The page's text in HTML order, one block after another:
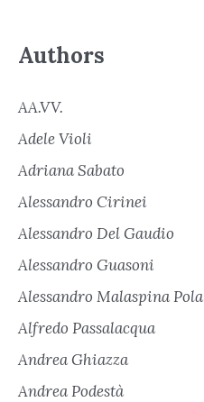
Authors
AA.VV.
Adele Violi
Adriana Sabato
Alessandro Cirinei
Alessandro Del Gaudio
Alessandro Guasoni
Alessandro Malaspina Pola
Alfredo Passalacqua
Andrea Ghiazza
Andrea Podestà